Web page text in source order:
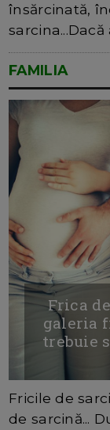
însărcinată,
FAMILIA
Frica
galeria
trebuie
Fricile de
de sarcină...